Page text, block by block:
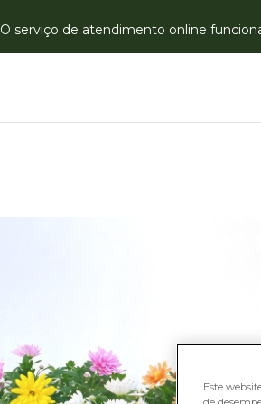
O serviço de atendimento online
Este